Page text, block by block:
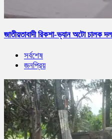
জাতীয়তাবাদী রিকশা-ভ্যান অটো চালক
সর্বশেষ
জনপ্রিয়